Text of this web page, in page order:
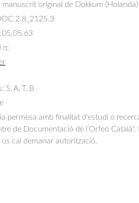
manuscrit original de Dokkum
2.8_2125.3
rc
S, A, T, B
permesa amb finalitat d'estudi o
de Documentació de l’Orfeó Català".
ús cal demanar autorització.